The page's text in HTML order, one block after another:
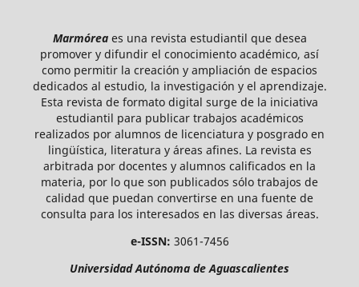
Marmórea es una revista estudiantil que desea
promover y difundir el conocimiento académico, así
como permitir la creación y ampliación de espacios
dedicados al estudio, la investigación y el aprendizaje.
Esta revista de formato digital surge de la iniciativa
estudiantil para publicar trabajos académicos
realizados por alumnos de licenciatura y posgrado en
lingüística, literatura y áreas afines. La revista es
arbitrada por docentes y alumnos calificados en la
materia, por lo que son publicados sólo trabajos de
calidad que puedan convertirse en una fuente de
consulta para los interesados en las diversas áreas.
e-ISSN: 3061-7456
Universidad Autónoma de Aguascalientes